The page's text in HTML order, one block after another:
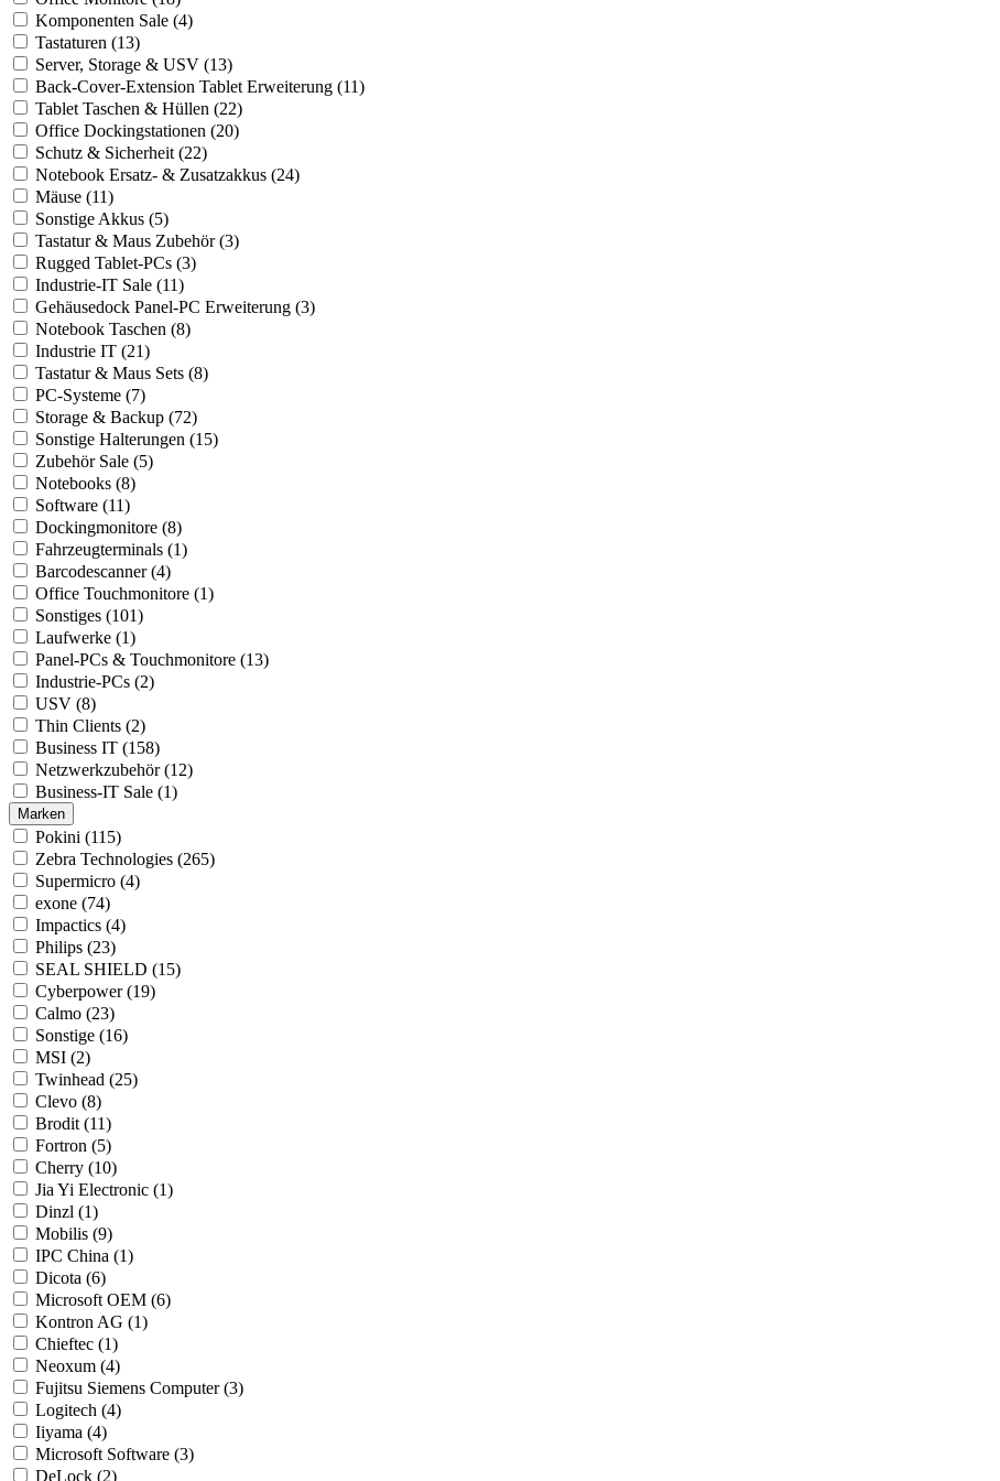
Komponenten Sale (4)
Tastaturen (13)
Server, Storage & USV (13)
Back-Cover-Extension Tablet Erweiterung (11)
Tablet Taschen & Hüllen (22)
Office Dockingstationen (20)
Schutz & Sicherheit (22)
Notebook Ersatz- & Zusatzakkus (24)
Mäuse (11)
Sonstige Akkus (5)
Tastatur & Maus Zubehör (3)
Rugged Tablet-PCs (3)
Industrie-IT Sale (11)
Gehäusedock Panel-PC Erweiterung (3)
Notebook Taschen (8)
Industrie IT (21)
Tastatur & Maus Sets (8)
PC-Systeme (7)
Storage & Backup (72)
Sonstige Halterungen (15)
Zubehör Sale (5)
Notebooks (8)
Software (11)
Dockingmonitore (8)
Fahrzeugterminals (1)
Barcodescanner (4)
Office Touchmonitore (1)
Sonstiges (101)
Laufwerke (1)
Panel-PCs & Touchmonitore (13)
Industrie-PCs (2)
USV (8)
Thin Clients (2)
Business IT (158)
Netzwerkzubehör (12)
Business-IT Sale (1)
Marken
Pokini (115)
Zebra Technologies (265)
Supermicro (4)
exone (74)
Impactics (4)
Philips (23)
SEAL SHIELD (15)
Cyberpower (19)
Calmo (23)
Sonstige (16)
MSI (2)
Twinhead (25)
Clevo (8)
Brodit (11)
Fortron (5)
Cherry (10)
Jia Yi Electronic (1)
Dinzl (1)
Mobilis (9)
IPC China (1)
Dicota (6)
Microsoft OEM (6)
Kontron AG (1)
Chieftec (1)
Neoxum (4)
Fujitsu Siemens Computer (3)
Logitech (4)
Iiyama (4)
Microsoft Software (3)
DeLock (2)